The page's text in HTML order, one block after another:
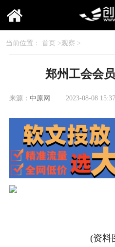
当前位置： 首页 >观察 >
郑州工会会
来源： 中原网 2023-08-08
(资料